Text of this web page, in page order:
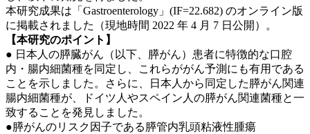
本研究成果は「Gastroenterology」(IF=22.682) のオンライン版
に掲載されました（現地時間 2022 年 4 月 7 日公開）。
【本研究のポイント】
● 日本人の膵臓がん（以下、膵がん）患者に特徴的な口腔
内・腸内細菌種を同定し、これらががん予測にも有用である
ことを示しました。さらに、日本人から同定した膵がん関連
腸内細菌種が、ドイツ人やスペイン人の膵がん関連菌種と一
致することを発見しました。
●膵がんのリスク因子である膵管内乳頭粘液性腫瘍